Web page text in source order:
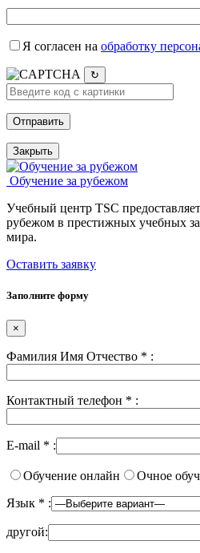
Я согласен на обработку
↻
Закрыть
Обучение за рубежом
Учебный центр TSC
рубежом в престижных учебных
мира.
Оставить заявку
Заполните форму
×
Фамилия Имя Отчество * :
Контактный телефон * :
E-mail * :
Обучение онлайн
Очное
Язык * :
другой: